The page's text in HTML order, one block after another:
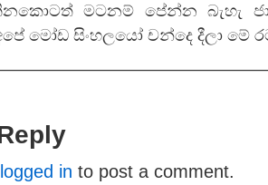
මටනම් පේන්න බැහැ
මෝඩ සිංහලයෝ චන්දෙ දීලා මේ
logged in to post a comment.